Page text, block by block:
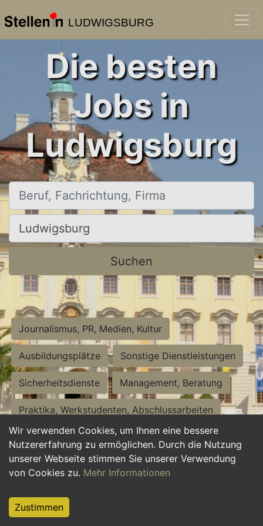
LUDWIGSBURG
Wir verwenden Cookies, um Ihnen eine bessere
Nutzererfahrung zu ermöglichen. Durch die Nutzung
unserer Webseite stimmen Sie unserer Verwendung
von Cookies zu. Mehr Informationen
Zustimmen
Die besten
Jobs in
Ludwigsburg
Beruf, Fachrichtung, Firma
Ort, Stadt
Suchen
Journalismus, PR, Medien, Kultur
Ausbildungsplätze Sonstige Dienstleistungen
Sicherheitsdienste Management, Beratung
Praktika, Werkstudenten, Abschlussarbeiten
Personalwesen Assistenz, Sekretariat
Hilfskräfte, Aushilfs- und Nebenjobs
Weiterbildung, Studium, duale Ausbildung